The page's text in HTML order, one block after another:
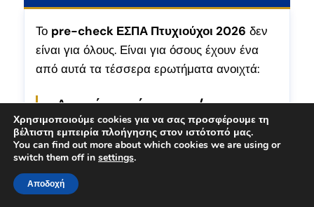
Το pre-check ΕΣΠΑ Πτυχιούχοι 2026 δεν
είναι για όλους. Είναι για όσους έχουν ένα
από αυτά τα τέσσερα ερωτήματα ανοιχτά:
«Δεν είμαι σίγουρος/η αν το
πτυχίο μου καλύπτει τη
δραστηριότητα.»
Το πιο συχνό — και το πιο επικίνδυνο να το
αφήσεις για την τελευταία στιγμή. Η
Χρησιμοποιούμε cookies για να σας προσφέρουμε τη
βέλτιστη εμπειρία πλοήγησης στον ιστότοπό μας.
You can find out more about which cookies we are using or
switch them off in settings.
Αποδοχή